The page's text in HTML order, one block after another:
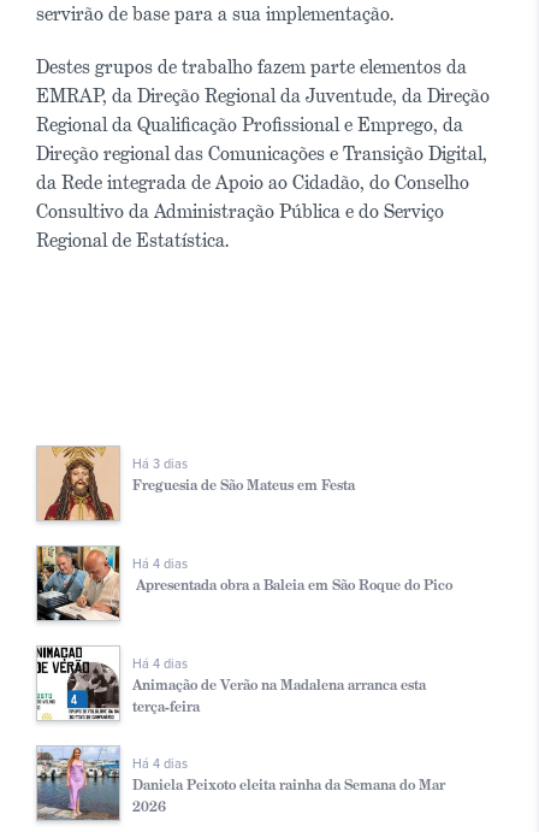
servirão de base para a sua implementação.
Destes grupos de trabalho fazem parte elementos da
EMRAP, da Direção Regional da Juventude, da Direção
Regional da Qualificação Profissional e Emprego, da
Direção regional das Comunicações e Transição Digital,
da Rede integrada de Apoio ao Cidadão, do Conselho
Consultivo da Administração Pública e do Serviço
Regional de Estatística.
Há 3 dias
Freguesia de São Mateus em Festa
Há 4 dias
Apresentada obra a Baleia em São Roque do Pico
Há 4 dias
Animação de Verão na Madalena arranca esta
terça-feira
Há 4 dias
Daniela Peixoto eleita rainha da Semana do Mar
2026